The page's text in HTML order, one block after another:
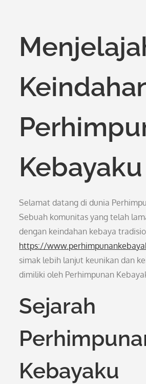
Kebayaku
Selamat datang di dunia
Sebuah komunitas yang telah
dengan keindahan kebaya
https://
simak lebih lanjut keunikan dan
dimiliki oleh Perhimpunan
Sejarah
Kebayaku